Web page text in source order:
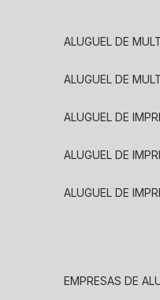
ALUGUEL DE
ALUGUEL DE
ALUGUEL DE
ALUGUEL DE
ALUGUEL DE
EMPRESAS DE